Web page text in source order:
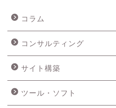
コラム
コンサルティング
サイト構築
ツール・ソフト